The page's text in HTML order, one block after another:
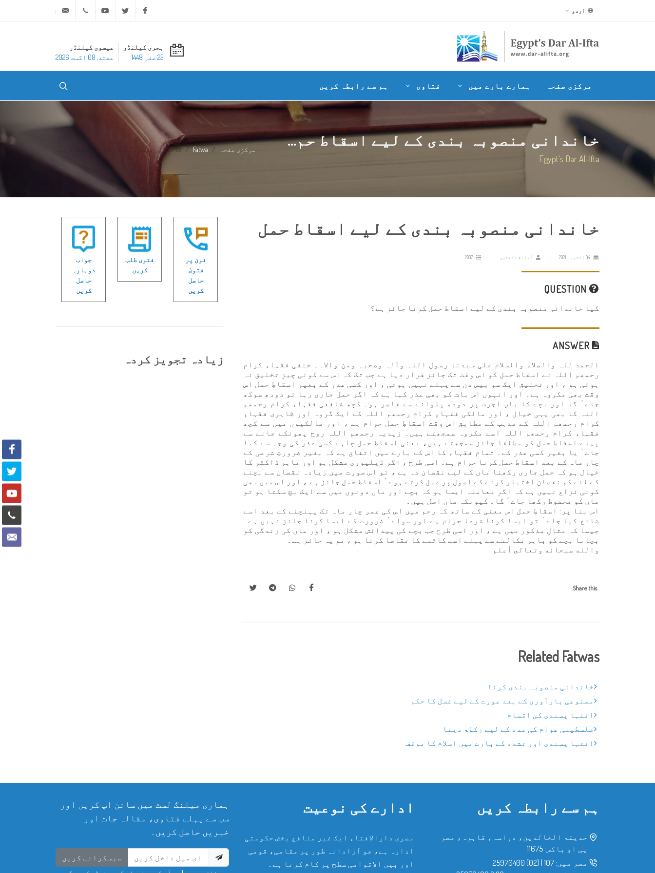
اردو Facebook
Twitter
Youtube
ہجری کیلنڈر
25 صفر 1448
عیسوی کیلنڈر
هفته, 08 اگست 2026
مرکزی صفحہ ہمارے بارے میں فتاوی ہم سے رابطہ کریں
خاندانی منصوبہ بندی کے لیے اسقاط حم...
Egypt's Dar Al-Ifta
مرکزی صفحہ Fatwa خاندانی منصوبہ بندی کے لیے اسقاط حم...
خاندانی منصوبہ بندی کے لیے اسقاط حمل
أمانة الفتوى
کیا خاندانی منصوبہ بندی کے لیے اسقاط حمل کرنا جائز ہے؟
الحمد للہ والصلاۃ والسلام علی سیدنا رسول اللہ وآلہ وصحبہ ومن والاہ۔ حنفی فقہاء کرام
رحمھم اللہ نے اسقاط حمل کو اس وقت تک جائز قرار دیا ہے جب تک کہ اس سے کوئی چیز تخلیق نہ
ہوئی ہو ، اور تخلیق ایک سو بیس دن سے پہلے نہیں ہوتی ، اور کسی عذر کے بغیر اسقاطِ حمل اس
وقت بھی مکروہ ہے۔ اور انہوں اس بات کو بھی عذر کہا ہے کہ اگر حمل جاری رہا تو دودھ سوکھ
جاےٴ گا اور بچے کا باپ اجرت پر دودھ پلوانے سے قاصر ہو۔ کچھ شافعی فقہاء کرام رحمھم
اللہ کا بھی یہی خیال ، اور مالکی فقہاءِ کرام رحمھم اللہ کے ایک گروہ اور ظاہری فقہاءِ
کرام رحمھم اللہ کے مذہب کے مطابق اس وقت اسقاطِ حمل حرام ہے ، اور مالکیوں میں سے کچھ
فقہاء کرام رحمھم اللہ اسے مکروہ سمجھتے ہیں۔ زیدیہ رحمھم اللہ روح پھونکے جانے سے
پہلے اسقاط حمل کو مطلقا جائز سمجھتے ہیں، یعنی اسقاط حمل چاہے کسی عذر کی وجہ سے کیا
جاےٴ یا بغیر کسی عذر کے۔ تمام فقہاء کا اس کے بارے میں اتفاق ہے کہ بغیر ضرورتِ شرعی کے
چار ماہ کے بعد اسقاط حمل کرنا حرام ہے۔ اسی طرح ، اگر ڈیلیوری مشکل ہو اور ماہر ڈاکٹر کا
خیال ہو کہ حمل جاری رکھنا ماں کے لیے نقصان دہ ہے ، تو اس صورت میں زیادہ نقصان سے بچنے
کے لئے کم نقصان اختیار کرنے کے اصول پر عمل کرتے ہوےٴ اسقاط حمل جائز ہے ، اور اس میں بھی
کوئی نزاع نہیں ہے کہ اگر معاملہ ایسا ہو کہ بچے اور ماں دونوں میں سے ایک بچ سکتا ہو تو
ماں کو محفوظ رکھا جاےٴ گا۔ کیونکہ ماں اصل ہیں۔
اس بنا پر: اسقاطِ حمل اس معنی کے ساتھ کہ رحم میں اس کی عمر چار ماہ تک پہنچنے کے بعد اسے
ضائع کیا جاےٴ تو ایسا کرنا شرعا حرام ہے اور سواےٴ ضرورت کے ایسا کرنا جائز نہیں ہے۔
جیسا کہ مثالِ مذکور میں ہے ، اور اسی طرح جب بچے کی پیدائش مشکل ہو ، اور ماں کی زندگی کو
بچانا بچے کو باہر نکالنے سے پہلے اسے کاٹنے کا تقاضا کرتا ہو ، تو یہ جائز ہے۔
والله سبحانه وتعالى أعلم.
Share this:
Related Fatwas
خاندانی منصوبہ بندی کرنا
مصنوعی بارآوری کے بعد عورت کے لیے غسل کا حکم
انتہا پسندی کی اقسام
فلسطینی عوام کی مدد کے لیے زکوٰۃ دینا
انتہا پسندی اور تشدد کے بارے میں اسلام کا موقف
فون پر
فتویٰ
حاصل
کریں
فتوی طلب
کریں
جواب
دوبارہ
حاصل
کریں
زیادہ تجویز کردہ
ہم سے رابطہ کریں
حدیقۃ الخالدین، دراسہ، قاہرہ، مصر
پی او باکس: 11675
مصر میں: 107
(02) 25970400
ادارے کی نوعیت
مصری دارالافتاء ایک غیر منافع بخش حکومتی
ادارہ ہے، جو آزادانہ طور پر مقامی، قومی
اور بین الاقوامی سطح پر کام کرتا ہے۔
ہماری میلنگ لسٹ میں سائن اپ کریں اور
سب سے پہلے فتاوی، مقالہ جات اور
خبریں حاصل کریں۔
سبسکرائب کریں